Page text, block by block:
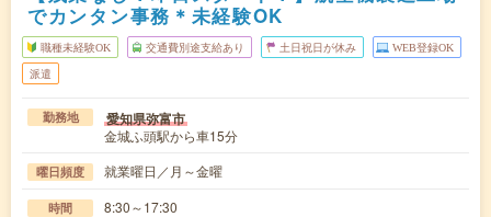
でカンタン事務＊未経験OK
職種未経験OK 交通費別途支給あり 土日祝日が休み WEB登録OK
派遣
勤務地 愛知県弥富市
金城ふ頭駅から車15分
曜日頻度 就業曜日／月～金曜
時間 8:30～17:30